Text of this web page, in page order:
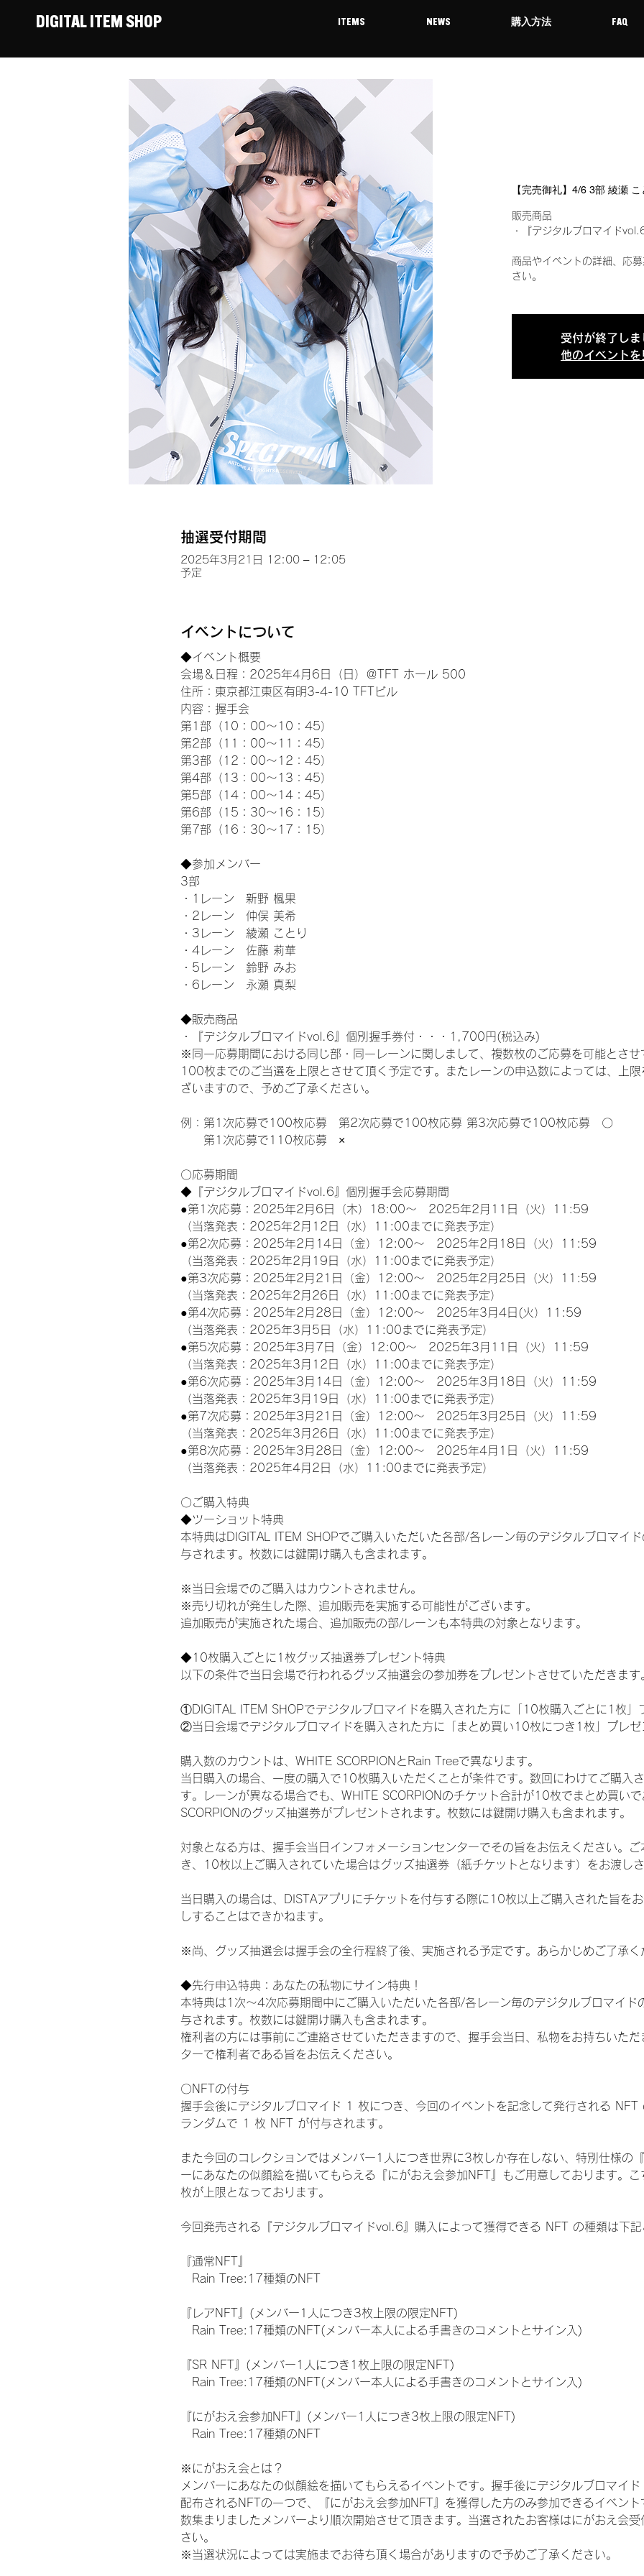
DIGITAL ITEM SHOP ITEMS NEWS 購入方法 FAQ
【完売御礼】4/6 3部 綾瀬
販売商品
・『デジタルブロマイド
商品やイベントの詳細、応
さい。
受付が終了しま
他のイベントを
抽選受付期間
2025年3月21日 12:00 – 12:05
予定
イベントについて
◆イベント概要
会場＆日程：2025年4月6日（日）＠TFT ホール 500
住所：東京都江東区有明3-4-10 TFTビル
内容：握手会
第1部（10：00～10：45）
第2部（11：00～11：45）
第3部（12：00～12：45）
第4部（13：00～13：45）
第5部（14：00～14：45）
第6部（15：30～16：15）
第7部（16：30～17：15）
◆参加メンバー
3部
・1レーン　新野 楓果
・2レーン　仲俣 美希
・3レーン　綾瀬 ことり
・4レーン　佐藤 莉華
・5レーン　鈴野 みお
・6レーン　永瀬 真梨
◆販売商品
・『デジタルブロマイドvol.6』個別握手券付・・・1,700円(税込み)
※同一応募期間における同じ部・同一レーンに関しまして、複数枚のご応募を可能とさ
100枚までのご当選を上限とさせて頂く予定です。またレーンの申込数によっては、上
ざいますので、予めご了承ください。
例：第1次応募で100枚応募　第2次応募で100枚応募 第3次応募で100枚応募　〇
第1次応募で110枚応募　×
〇応募期間
◆『デジタルブロマイドvol.6』個別握手会応募期間
●第1次応募：2025年2月6日（木）18:00～　2025年2月11日（火）11:59
（当落発表：2025年2月12日（水）11:00までに発表予定）
●第2次応募：2025年2月14日（金）12:00～　2025年2月18日（火）11:59
（当落発表：2025年2月19日（水）11:00までに発表予定）
●第3次応募：2025年2月21日（金）12:00～　2025年2月25日（火）11:59
（当落発表：2025年2月26日（水）11:00までに発表予定）
●第4次応募：2025年2月28日（金）12:00～　2025年3月4日(火）11:59
（当落発表：2025年3月5日（水）11:00までに発表予定）
●第5次応募：2025年3月7日（金）12:00～　2025年3月11日（火）11:59
（当落発表：2025年3月12日（水）11:00までに発表予定）
●第6次応募：2025年3月14日（金）12:00～　2025年3月18日（火）11:59
（当落発表：2025年3月19日（水）11:00までに発表予定）
●第7次応募：2025年3月21日（金）12:00～　2025年3月25日（火）11:59
（当落発表：2025年3月26日（水）11:00までに発表予定）
●第8次応募：2025年3月28日（金）12:00～　2025年4月1日（火）11:59
（当落発表：2025年4月2日（水）11:00までに発表予定）
〇ご購入特典
◆ツーショット特典
本特典はDIGITAL ITEM SHOPでご購入いただいた各部/各レーン毎のデジタルブロマイ
与されます。枚数には鍵開け購入も含まれます。
※当日会場でのご購入はカウントされません。
※売り切れが発生した際、追加販売を実施する可能性がございます。
追加販売が実施された場合、追加販売の部/レーンも本特典の対象となります。
◆10枚購入ごとに1枚グッズ抽選券プレゼント特典
以下の条件で当日会場で行われるグッズ抽選会の参加券をプレゼントさせていただきます
①DIGITAL ITEM SHOPでデジタルブロマイドを購入された方に「10枚購入ごとに1枚」
②当日会場でデジタルブロマイドを購入された方に「まとめ買い10枚につき1枚」プレゼ
購入数のカウントは、WHITE SCORPIONとRain Treeで異なります。
当日購入の場合、一度の購入で10枚購入いただくことが条件です。数回にわけてご購入
す。レーンが異なる場合でも、WHITE SCORPIONのチケット合計が10枚でまとめ買い
SCORPIONのグッズ抽選券がプレゼントされます。枚数には鍵開け購入も含まれます。
対象となる方は、握手会当日インフォメーションセンターでその旨をお伝えください。
き、10枚以上ご購入されていた場合はグッズ抽選券（紙チケットとなります）をお渡しさ
当日購入の場合は、DISTAアプリにチケットを付与する際に10枚以上ご購入された旨を
しすることはできかねます。
※尚、グッズ抽選会は握手会の全行程終了後、実施される予定です。あらかじめご了承く
◆先行申込特典：あなたの私物にサイン特典！
本特典は1次〜4次応募期間中にご購入いただいた各部/各レーン毎のデジタルブロマイド
与されます。枚数には鍵開け購入も含まれます。
権利者の方には事前にご連絡させていただきますので、握手会当日、私物をお持ちいた
ターで権利者である旨をお伝えください。
〇NFTの付与
握手会後にデジタルブロマイド 1 枚につき、今回のイベントを記念して発行される NFT
ランダムで 1 枚 NFT が付与されます。
また今回のコレクションではメンバー1人につき世界に3枚しか存在しない、特別仕様の
ーにあなたの似顔絵を描いてもらえる『にがおえ会参加NFT』もご用意しております。
枚が上限となっております。
今回発売される『デジタルブロマイドvol.6』購入によって獲得できる NFT の種類は下記
『通常NFT』
Rain Tree:17種類のNFT
『レアNFT』(メンバー1人につき3枚上限の限定NFT)
Rain Tree:17種類のNFT(メンバー本人による手書きのコメントとサイン入)
『SR NFT』(メンバー1人につき1枚上限の限定NFT)
Rain Tree:17種類のNFT(メンバー本人による手書きのコメントとサイン入)
『にがおえ会参加NFT』(メンバー1人につき3枚上限の限定NFT)
Rain Tree:17種類のNFT
※にがおえ会とは？
メンバーにあなたの似顔絵を描いてもらえるイベントです。握手後にデジタルブロマイ
配布されるNFTの一つで、『にがおえ会参加NFT』を獲得した方のみ参加できるイベン
数集まりましたメンバーより順次開始させて頂きます。当選されたお客様はにがおえ会
さい。
※当選状況によっては実施までお待ち頂く場合がありますので予めご了承ください。